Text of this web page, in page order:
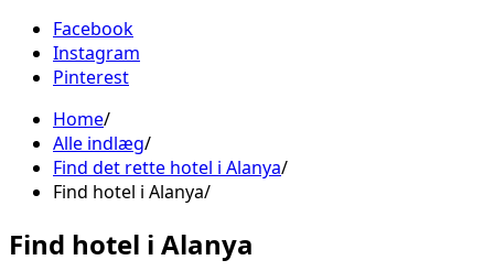
Facebook
Instagram
Pinterest
Home
Alle indlæg
Find det rette hotel i Alanya
Find hotel i Alanya
Find hotel i Alanya